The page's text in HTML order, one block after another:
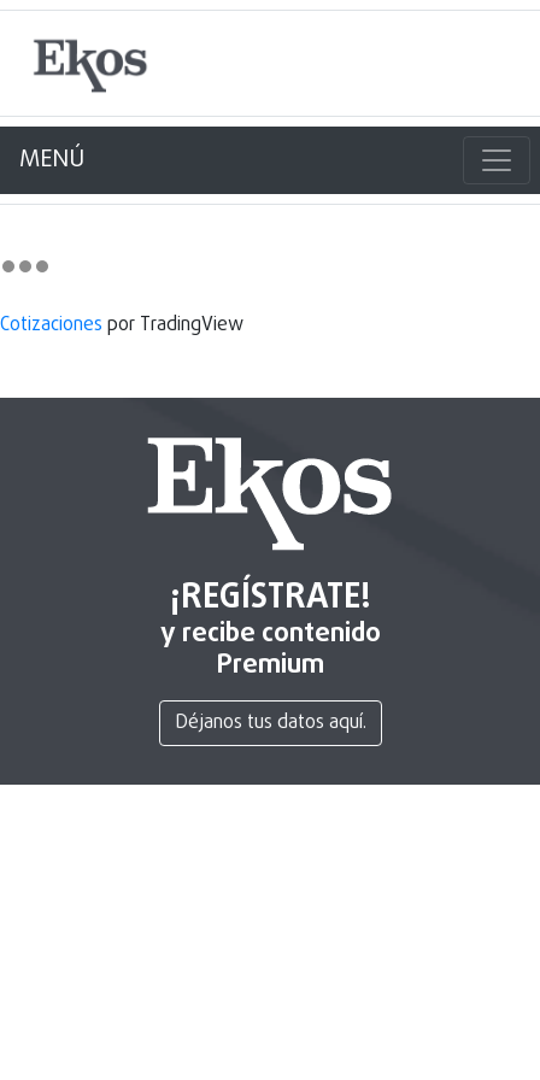
MENÚ
Cotizaciones por TradingView
¡REGÍSTRATE!
y recibe contenido
Premium
Déjanos tus datos aquí.